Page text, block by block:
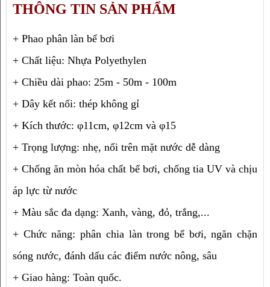
THÔNG TIN SẢN PHẨM
+ Phao phân làn bể bơi
+ Chất liệu: Nhựa Polyethylen
+ Chiều dài phao: 25m - 50m - 100m
+ Dây kết nối: thép không gỉ
+ Kích thước: φ11cm, φ12cm và φ15
+ Trọng lượng: nhẹ, nổi trên mặt nước dễ dàng
+ Chống ăn mòn hóa chất bể bơi, chống tia UV và chịu
áp lực từ nước
+ Màu sắc đa dạng: Xanh, vàng, đỏ, trắng,...
+ Chức năng: phân chia làn trong bể bơi, ngăn chặn
sóng nước, đánh dấu các điểm nước nông, sâu
+ Giao hàng: Toàn quốc.